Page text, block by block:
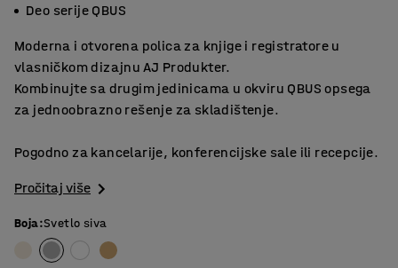
Deo serije QBUS
Moderna i otvorena polica za knjige i registratore u
vlasničkom dizajnu AJ Produkter.
Kombinujte sa drugim jedinicama u okviru QBUS opsega
za jednoobrazno rešenje za skladištenje.
Pogodno za kancelarije, konferencijske sale ili recepcije.
Pročitaj više
Boja:Svetlo siva